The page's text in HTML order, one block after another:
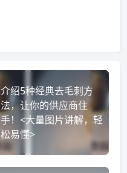
介绍5种经典去毛刺方
法，让你的供应商住
手！<大量图片讲解，轻
松易懂>